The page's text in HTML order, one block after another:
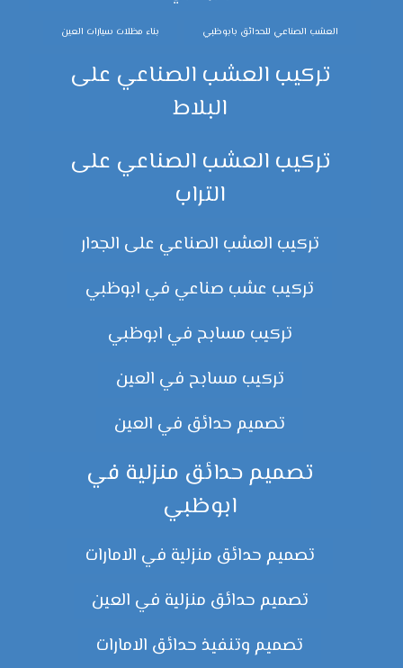
العشب الصناعي للحدائق بابوظبي بناء مظلات سيارات العين
تركيب العشب الصناعي على
البلاط
تركيب العشب الصناعي على
التراب
تركيب العشب الصناعي على الجدار
تركيب عشب صناعي في ابوظبي
تركيب مسابح في ابوظبي
تركيب مسابح في العين
تصميم حدائق في العين
تصميم حدائق منزلية في
ابوظبي
تصميم حدائق منزلية في الامارات
تصميم حدائق منزلية في العين
تصميم وتنفيذ حدائق الامارات